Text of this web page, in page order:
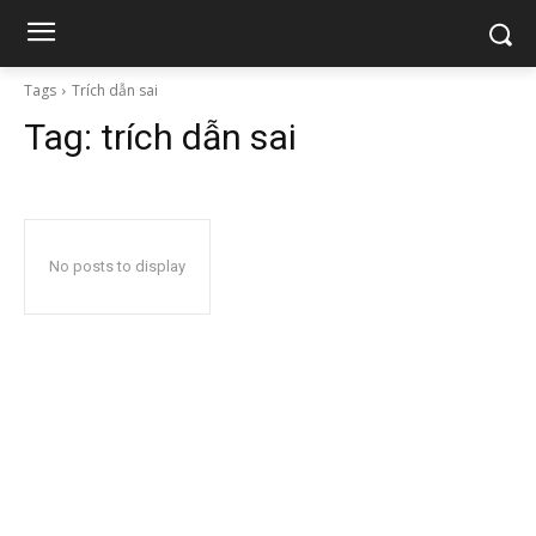
Tags Trích dẫn sai
Tag: trích dẫn sai
No posts to display